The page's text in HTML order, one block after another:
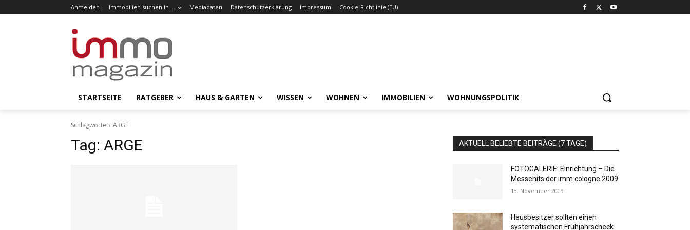
Anmelden Immobilien suchen in … Mediadaten Datenschutzerklärung impressum Cookie-Richtlinie (EU)
STARTSEITE RATGEBER HAUS & GARTEN WISSEN WOHNEN IMMOBILIEN WOHNUNGSPOLITIK
Schlagworte ARGE
Tag: ARGE AKTUELL BELIEBTE BEITRÄGE (7 TAGE)
FOTOGALERIE: Einrichtung – Die
Messehits der imm cologne 2009
13. November 2009
Hausbesitzer sollten einen
systematischen Frühjahrscheck